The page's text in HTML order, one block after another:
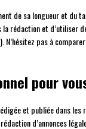
de sa longueur et du
rédaction et d’utiliser
N’hésitez pas à
pour
et publiée dans
d’annonces